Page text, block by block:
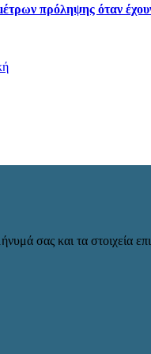
πρόληψης όταν
σας και τα στοιχεία